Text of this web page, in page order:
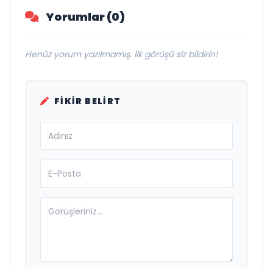
Yorumlar (0)
Henüz yorum yazılmamış. İlk görüşü siz bildirin!
FIKIR BELIRT